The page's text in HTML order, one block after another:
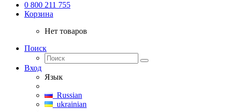
0 800 211 755
Корзина
Нет товаров
Поиск
Вход
Язык
Russian
ukrainian